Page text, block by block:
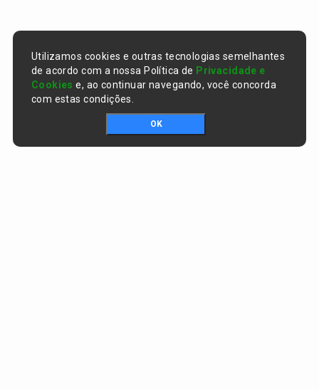
Utilizamos cookies e outras tecnologias semelhantes
de acordo com a nossa Política de Privacidade e
Cookies e, ao continuar navegando, você concorda
com estas condições.
OK